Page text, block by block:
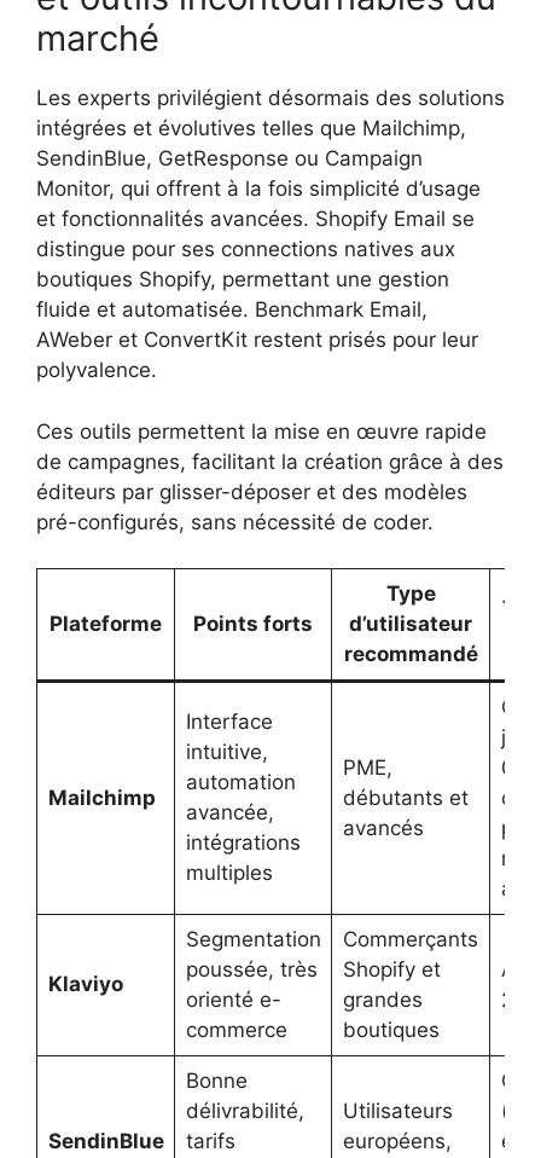
marché
Les experts privilégient désormais des solutions
intégrées et évolutives telles que Mailchimp,
SendinBlue, GetResponse ou Campaign
Monitor, qui offrent à la fois simplicité d’usage
et fonctionnalités avancées. Shopify Email se
distingue pour ses connections natives aux
boutiques Shopify, permettant une gestion
fluide et automatisée. Benchmark Email,
AWeber et ConvertKit restent prisés pour leur
polyvalence.
Ces outils permettent la mise en œuvre rapide
de campagnes, facilitant la création grâce à des
éditeurs par glisser-déposer et des modèles
pré-configurés, sans nécessité de coder.
Plateforme Points forts
Type
d’utilisateur
recommandé
Mailchimp
Interface
intuitive,
automation
avancée,
intégrations
multiples
PME,
débutants et
avancés
000
Klaviyo
Segmentation
poussée, très
orienté e-
commerce
Commerçants
Shopify et
grandes
boutiques
À
SendinBlue
Bonne
délivrabilité,
tarifs
Utilisateurs
européens,